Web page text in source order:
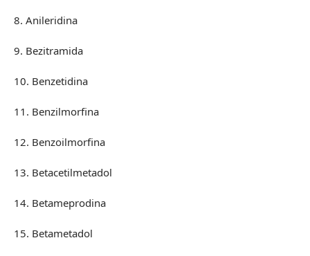
8. Anileridina
9. Bezitramida
10. Benzetidina
11. Benzilmorfina
12. Benzoilmorfina
13. Betacetilmetadol
14. Betameprodina
15. Betametadol